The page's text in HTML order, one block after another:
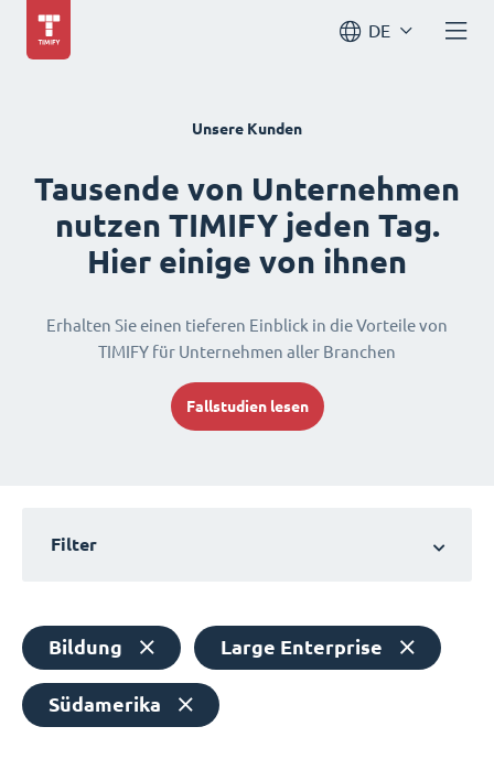
DE
Unsere Kunden
Tausende von Unternehmen
nutzen TIMIFY jeden Tag.
Hier einige von ihnen
Erhalten Sie einen tieferen Einblick in die Vorteile von
TIMIFY für Unternehmen aller Branchen
Fallstudien lesen
Filter
Bildung Large Enterprise
Südamerika